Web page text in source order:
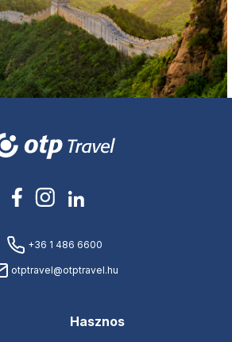
+36 1 486 6600
otptravel@otptravel.hu
Hasznos